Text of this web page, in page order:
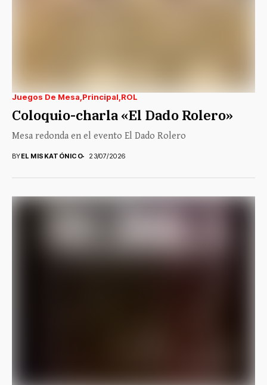
Juegos De Mesa Principal ROL
Coloquio-charla «El Dado Rolero»
Mesa redonda en el evento El Dado Rolero
BYEL MISKATÓNICO 23/07/2026